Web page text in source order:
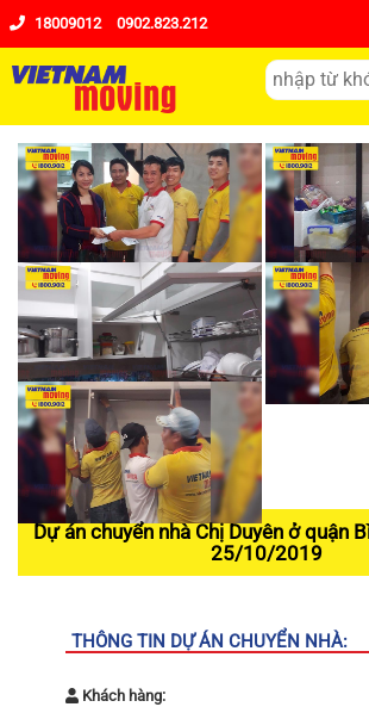
18009012 0902.823.212
Dự án chuyển nhà Chị Duyên ở quận
25/10/2019
THÔNG TIN DỰ ÁN CHUYỂN NHÀ:
Khách hàng: